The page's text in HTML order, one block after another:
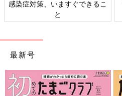
感染症対策、いますぐできるこ
と
最新号